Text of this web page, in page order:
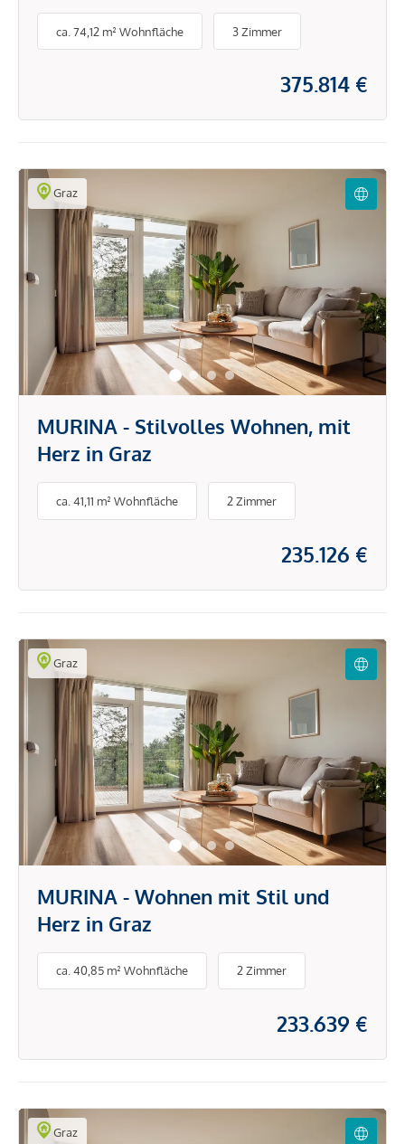
ca. 74,12 m² Wohnfläche 3 Zimmer
375.814 €
Graz
MURINA - Stilvolles Wohnen, mit
Herz in Graz
ca. 41,11 m² Wohnfläche 2 Zimmer
235.126 €
Graz
MURINA - Wohnen mit Stil und
Herz in Graz
ca. 40,85 m² Wohnfläche 2 Zimmer
233.639 €
Graz